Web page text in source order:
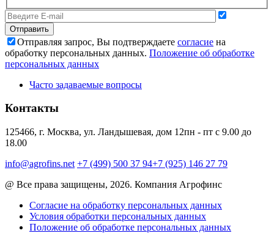
Отправляя запрос, Вы подтверждаете согласие на
обработку персональных данных. Положение об обработке
персональных данных
Часто задаваемые вопросы
Контакты
125466, г. Москва, ул. Ландышевая, дом 12пн - пт с 9.00 до
18.00
info@agrofins.net +7 (499) 500 37 94+7 (925) 146 27 79
@ Все права защищены, 2026. Компания Агрофинс
Согласие на обработку персональных данных
Условия обработки персональных данных
Положение об обработке персональных данных